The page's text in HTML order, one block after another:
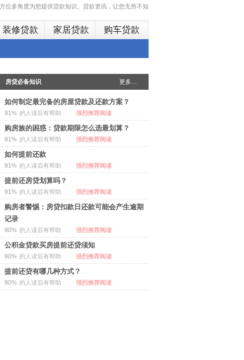
位多角度为您提供贷款知识、贷款资讯，让您无所不知
装修贷款 家居贷款 购车贷款
房贷必备知识 更多…
如何制定最完备的房屋贷款及还款方案？
91% 的人读后有帮助 强烈推荐阅读
购房族的困惑：贷款期限怎么选最划算？
91% 的人读后有帮助 强烈推荐阅读
如何提前还款
91% 的人读后有帮助 强烈推荐阅读
提前还房贷划算吗？
91% 的人读后有帮助 强烈推荐阅读
购房者警惕：房贷扣款日还款可能会产生逾期
记录
90% 的人读后有帮助 强烈推荐阅读
公积金贷款买房提前还贷须知
90% 的人读后有帮助 强烈推荐阅读
提前还贷有哪几种方式？
90% 的人读后有帮助 强烈推荐阅读